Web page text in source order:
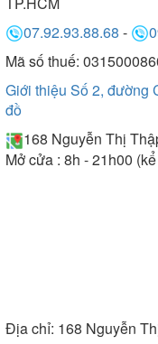
07.92.93.88.68 -
Mã số thuế:
Giới thiệu Số 2,
đồ
168 Nguyễn Thị
Mở cửa : 8h - 21h00
Địa chỉ: 168 Nguyễn